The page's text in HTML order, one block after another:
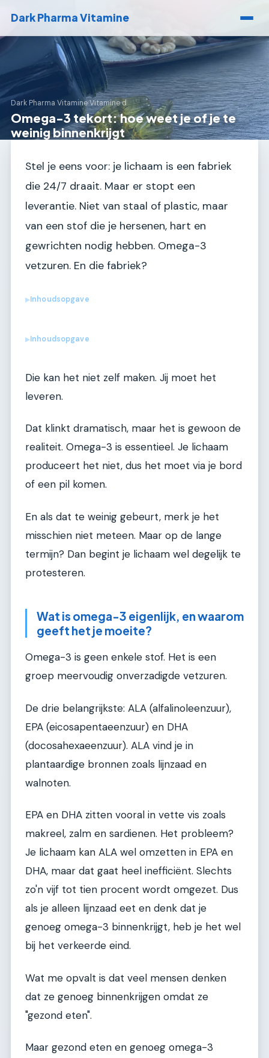
Dark Pharma Vitamine
Dark Pharma Vitamine›Vitamine d
Omega-3 tekort: hoe weet je of je te
weinig binnenkrijgt
Stel je eens voor: je lichaam is een fabriek
die 24/7 draait. Maar er stopt een
leverantie. Niet van staal of plastic, maar
van een stof die je hersenen, hart en
gewrichten nodig hebben. Omega-3
vetzuren. En die fabriek?
▶Inhoudsopgave
▶Inhoudsopgave
Die kan het niet zelf maken. Jij moet het
leveren.
Dat klinkt dramatisch, maar het is gewoon de
realiteit. Omega-3 is essentieel. Je lichaam
produceert het niet, dus het moet via je bord
of een pil komen.
En als dat te weinig gebeurt, merk je het
misschien niet meteen. Maar op de lange
termijn? Dan begint je lichaam wel degelijk te
protesteren.
Wat is omega-3 eigenlijk, en waarom
geeft het je moeite?
Omega-3 is geen enkele stof. Het is een
groep meervoudig onverzadigde vetzuren.
De drie belangrijkste: ALA (alfalinoleenzuur),
EPA (eicosapentaeenzuur) en DHA
(docosahexaeenzuur). ALA vind je in
plantaardige bronnen zoals lijnzaad en
walnoten.
EPA en DHA zitten vooral in vette vis zoals
makreel, zalm en sardienen. Het probleem?
Je lichaam kan ALA wel omzetten in EPA en
DHA, maar dat gaat heel inefficiënt. Slechts
zo'n vijf tot tien procent wordt omgezet. Dus
als je alleen lijnzaad eet en denk dat je
genoeg omega-3 binnenkrijgt, heb je het wel
bij het verkeerde eind.
Wat me opvalt is dat veel mensen denken
dat ze genoeg binnenkrijgen omdat ze
"gezond eten".
Maar gezond eten en genoeg omega-3